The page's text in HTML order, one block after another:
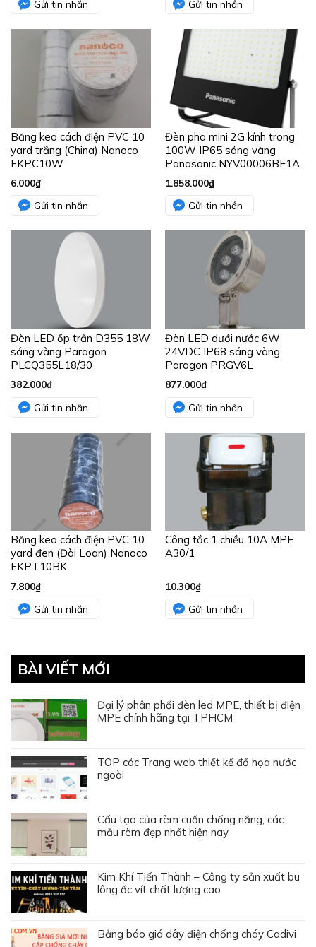
Gửi tin nhắn Gửi tin nhắn
Băng keo cách điện PVC 10
yard trắng (China) Nanoco
FKPC10W
6.000₫
Gửi tin nhắn
Đèn pha mini 2G kính trong
100W IP65 sáng vàng
Panasonic NYV00006BE1A
1.858.000₫
Gửi tin nhắn
Đèn LED ốp trần D355 18W
sáng vàng Paragon
PLCQ355L18/30
382.000₫
Gửi tin nhắn
Đèn LED dưới nước 6W
24VDC IP68 sáng vàng
Paragon PRGV6L
877.000₫
Gửi tin nhắn
Băng keo cách điện PVC 10
yard đen (Đài Loan) Nanoco
FKPT10BK
7.800₫
Gửi tin nhắn
Công tắc 1 chiều 10A MPE
A30/1
10.300₫
Gửi tin nhắn
BÀI VIẾT MỚI
Đại lý phân phối đèn led MPE, thiết bị điện
MPE chính hãng tại TPHCM
TOP các Trang web thiết kế đồ họa nước
ngoài
Cấu tạo của rèm cuốn chống nắng, các
mẫu rèm đẹp nhất hiện nay
Kim Khí Tiến Thành – Công ty sản xuất bu
lông ốc vít chất lượng cao
Bảng báo giá dây điện chống cháy Cadivi